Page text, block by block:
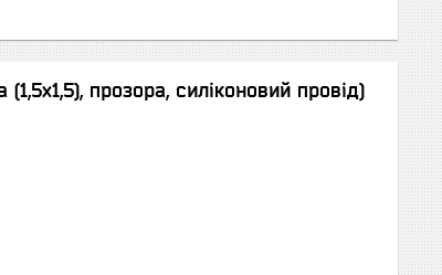
прозора, силіконовий провід)